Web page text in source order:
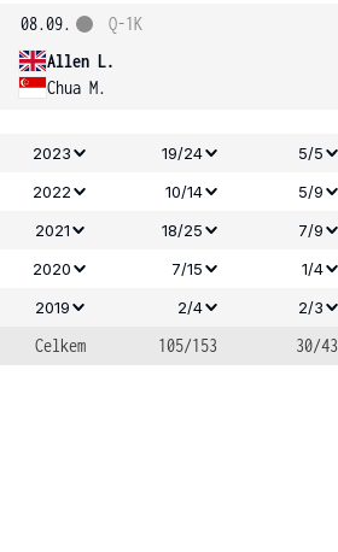
08.09.
Allen L.
Chua M.
Q-1K
2023 19/24 5/5
2022
10/14 5/9
2021
18/25 7/9
2020
7/15 1/4
2019
2/4 2/3
Celkem 105/153 30/43